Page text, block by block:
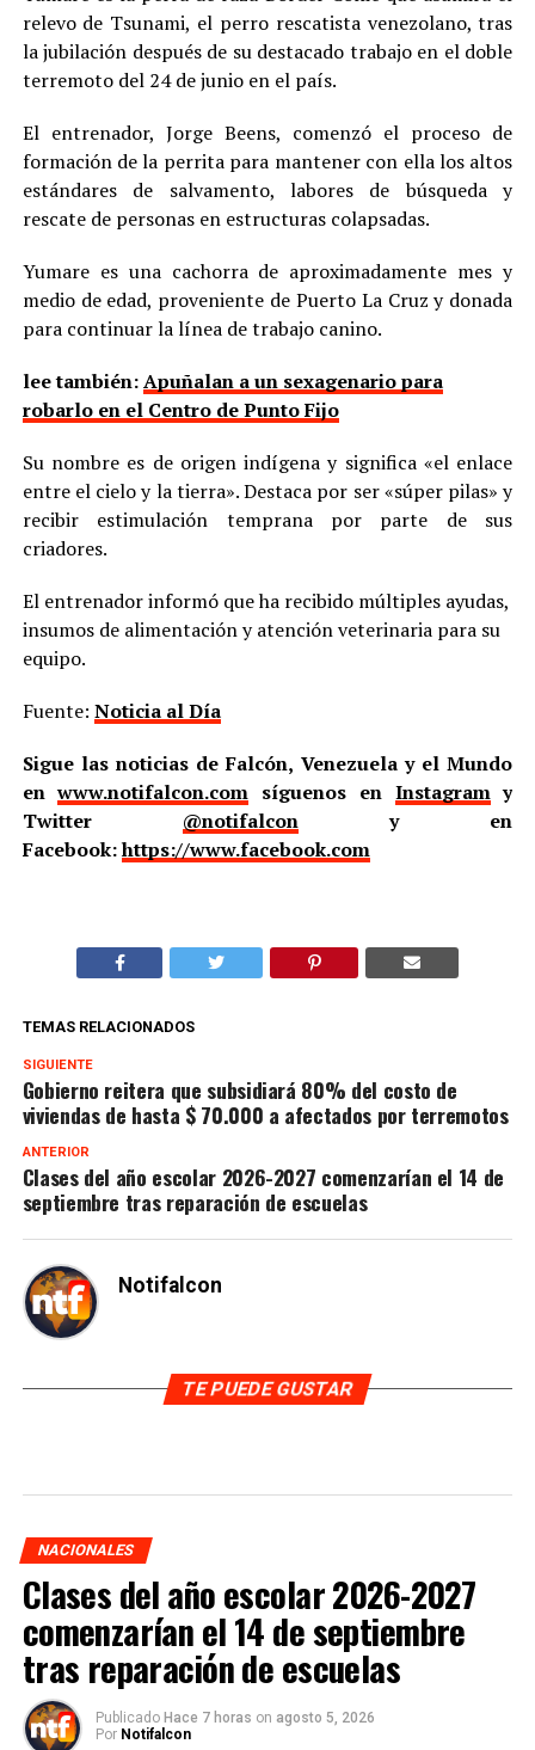
relevo de Tsunami, el perro rescatista venezolano, tras
la jubilación después de su destacado trabajo en el doble
terremoto del 24 de junio en el país.
El entrenador, Jorge Beens, comenzó el proceso de
formación de la perrita para mantener con ella los altos
estándares de salvamento, labores de búsqueda y
rescate de personas en estructuras colapsadas.
Yumare es una cachorra de aproximadamente mes y
medio de edad, proveniente de Puerto La Cruz y donada
para continuar la línea de trabajo canino.
lee también:Apuñalan a un sexagenario para
robarlo en el Centro de Punto Fijo
Su nombre es de origen indígena y significa «el enlace
entre el cielo y la tierra». Destaca por ser «súper pilas» y
recibir estimulación temprana por parte de sus
criadores.
El entrenador informó que ha recibido múltiples ayudas,
insumos de alimentación y atención veterinaria para su
equipo.
Fuente: Noticia al Día
Sigue las noticias de Falcón, Venezuela y el Mundo
enwww.notifalcon.com síguenos en Instagramy
Twitter @notifalcony en
Facebook:https://www.facebook.com
TEMAS RELACIONADOS
SIGUIENTE
Gobierno reitera que subsidiará 80% del costo de
viviendas de hasta $ 70.000 a afectados por terremotos
ANTERIOR
Clases del año escolar 2026-2027 comenzarían el 14 de
septiembre tras reparación de escuelas
Notifalcon
TE PUEDE GUSTAR
NACIONALES
Clases del año escolar 2026-2027
comenzarían el 14 de septiembre
tras reparación de escuelas
Publicado Hace 7 horas on agosto 5, 2026
Por Notifalcon